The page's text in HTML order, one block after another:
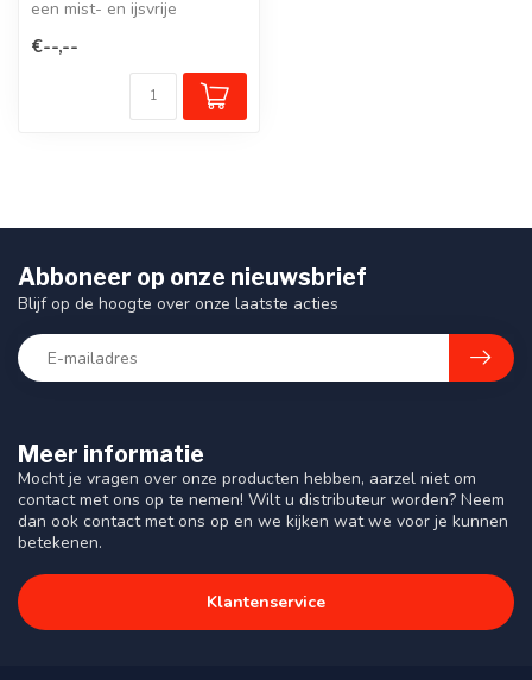
een mist- en ijsvrije
roestvrij st...
€--,--
Meer informatie
Mocht je vragen over onze producten hebben, aarzel niet om
contact met ons op te nemen! Wilt u distributeur worden? Neem
dan ook contact met ons op en we kijken wat we voor je kunnen
betekenen.
Klantenservice
Abboneer op onze nieuwsbrief
Blijf op de hoogte over onze laatste acties